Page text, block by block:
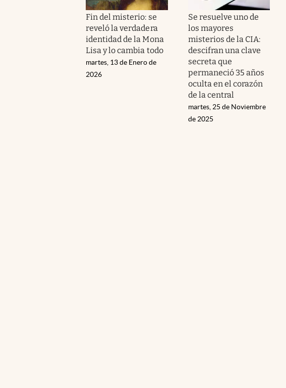
Fin del misterio: se
reveló la verdadera
identidad de la Mona
Lisa y lo cambia todo
martes, 13 de Enero de
2026
Se resuelve uno de
los mayores
misterios de la CIA:
descifran una clave
secreta que
permaneció 35 años
oculta en el corazón
de la central
martes, 25 de Noviembre
de 2025